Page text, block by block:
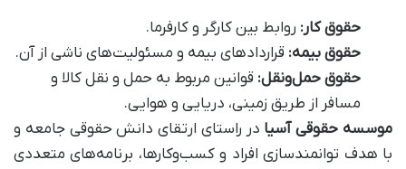
حقوق کار: روابط بین کارگر و کارفرما.
حقوق بیمه: قراردادهای بیمه و مسئولیت‌های ناشی از آن.
حقوق حمل‌ونقل: قوانین مربوط به حمل و نقل کالا و
مسافر از طریق زمینی، دریایی و هوایی.
موسسه حقوقی آسیا در راستای ارتقای دانش حقوقی جامعه و
با هدف توانمندسازی افراد و کسب‌وکارها، برنامه‌های متعددی